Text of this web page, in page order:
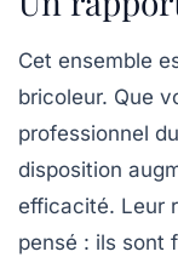
Cet ensemble
bricoleur. Que
professionnel
disposition
efficacité. Leur
pensé : ils sont